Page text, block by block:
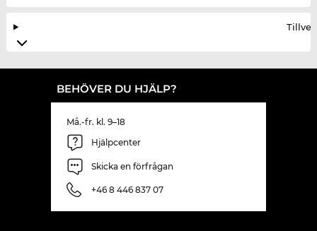
BEHÖVER DU HJÄLP?
Må.-fr. kl. 9–18
Hjälpcenter
Skicka en förfrågan
+46 8 446 837 07